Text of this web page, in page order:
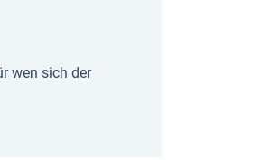
wen sich der